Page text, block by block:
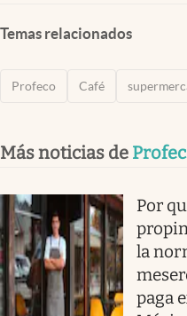
Temas relacionados
Profeco Café
Más noticias de
Por
la
paga